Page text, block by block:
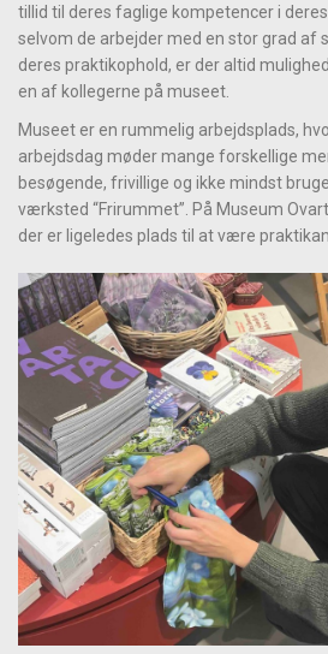
tillid til deres faglige kompetencer i
selvom de arbejder med en stor grad af
deres praktikophold, er der altid
en af kollegerne på museet.
Museet er en rummelig arbejdsplads,
arbejdsdag møder mange forskellige
besøgende, frivillige og ikke mindst
værksted “Frirummet”. På Museum
der er ligeledes plads til at være